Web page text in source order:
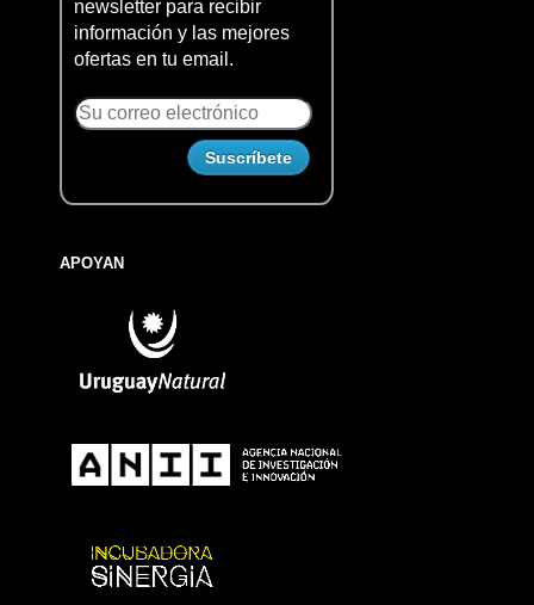
newsletter para recibir
información y las mejores
ofertas en tu email.
APOYAN